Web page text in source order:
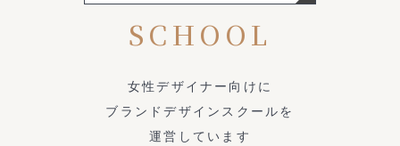
SCHOOL
女性デザイナー向けに
ブランドデザインスクールを
運営しています